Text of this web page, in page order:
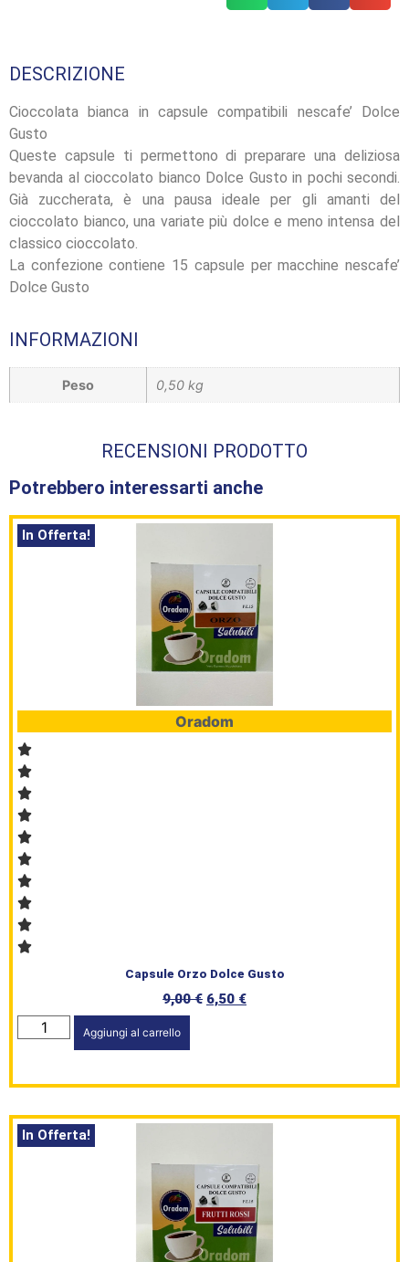
DESCRIZIONE
Cioccolata bianca in capsule compatibili nescafe’ Dolce
Gusto
Queste capsule ti permettono di preparare una deliziosa
bevanda al cioccolato bianco Dolce Gusto in pochi secondi.
Già zuccherata, è una pausa ideale per gli amanti del
cioccolato bianco, una variate più dolce e meno intensa del
classico cioccolato.
La confezione contiene 15 capsule per macchine nescafe’
Dolce Gusto
INFORMAZIONI
Peso 0,50 kg
RECENSIONI PRODOTTO
Potrebbero interessarti anche
In Offerta!
Oradom
Capsule Orzo Dolce Gusto
9,00€ 6,50 €
Aggiungi al carrello
In Offerta!